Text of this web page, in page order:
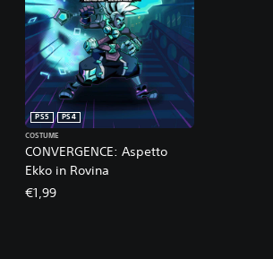
CONVERGENCE: Aspetto
Ekko in Rovina
PS5
PS4
COSTUME
€1,99